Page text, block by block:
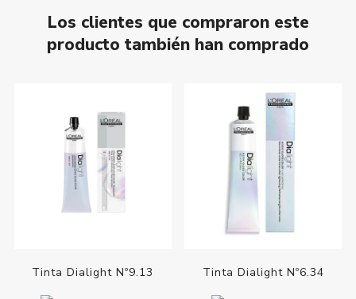
Los clientes que compraron este
producto también han comprado
Tinta Dialight Nº9.13 Tinta Dialight Nº6.34